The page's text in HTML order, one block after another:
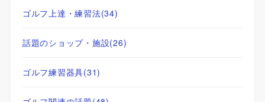
ゴルフ上達・練習法(34)
話題のショップ・施設(26)
ゴルフ練習器具(31)